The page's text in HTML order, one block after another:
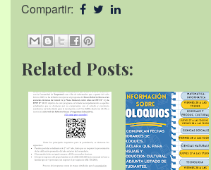
Compartir:
Related Posts: